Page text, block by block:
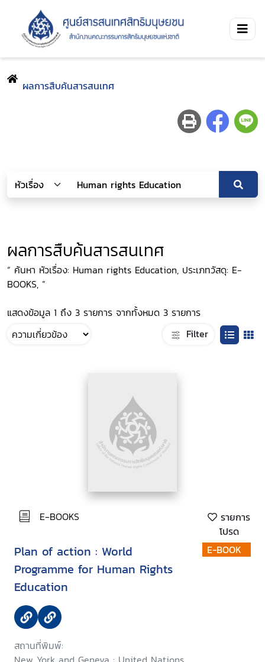
ผลการสืบค้นสารสนเทศ
ผลการสืบค้นสารสนเทศ
“ ค้นหา หัวเรื่อง: Human rights Education, ประเภทวัสดุ: E-
BOOKS, ”
แสดงข้อมูล 1 ถึง 3 รายการ จากทั้งหมด 3 รายการ
Filter
E-BOOKS
รายการ
โปรด
Plan of action : World
Programme for Human Rights
Education
สถานที่พิมพ์:
E-BOOK